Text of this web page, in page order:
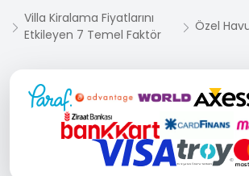
Villa Kiralama Fiyatlarını
Etkileyen 7 Temel Faktör
Özel